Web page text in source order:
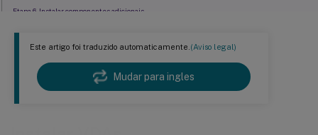
Este artigo foi traduzido automaticamente.(Aviso legal)
Mudar para ingles
Etapa 6. Instalar componentes adicionais
Etapa 7. Endereços do Delivery Controller
Etapa 8. Configuração de Proxy
Etapa 9. Habilitar ou desabilitar recursos